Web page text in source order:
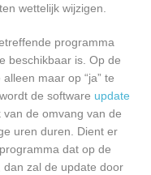
wettelijk wijzigen.
programma
beschikbaar is. Op de
maar op “ja” te
de software update
van de omvang van de
uren duren. Dient er
dat op de
zal de update door